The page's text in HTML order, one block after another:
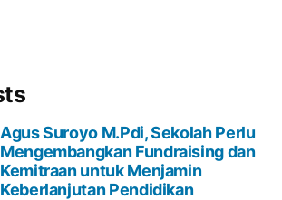
Agus Suroyo M.Pdi, Sekolah Perlu
Mengembangkan Fundraising dan
Kemitraan untuk Menjamin
Keberlanjutan Pendidikan